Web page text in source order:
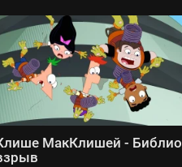
МакКлишей - Библио